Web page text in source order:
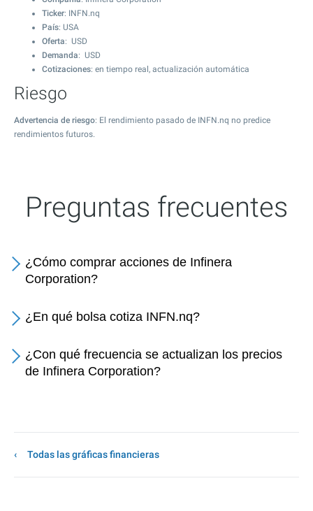
Ticker: INFN.nq
País: USA
Oferta: USD
Demanda: USD
Cotizaciones: en tiempo real, actualización automática
Riesgo
Advertencia de riesgo: El rendimiento pasado de INFN.nq no predice
rendimientos futuros.
Preguntas frecuentes
¿Cómo comprar acciones de Infinera
Corporation?
¿En qué bolsa cotiza INFN.nq?
¿Con qué frecuencia se actualizan los precios
de Infinera Corporation?
Todas las gráficas financieras